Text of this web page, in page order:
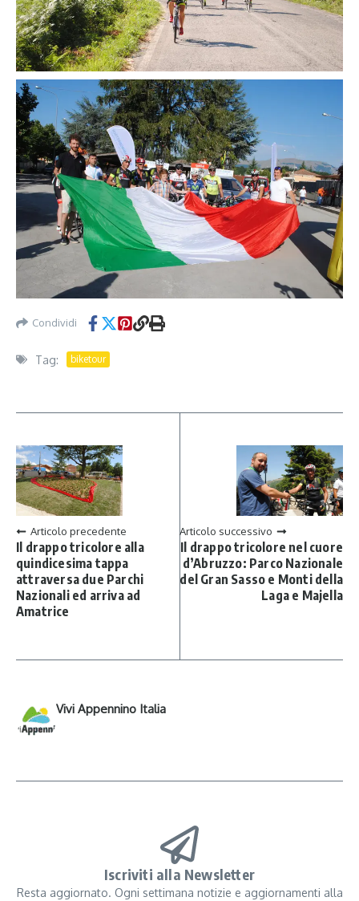
Condividi
Tag: biketour
Articolo precedente
Il drappo tricolore alla
quindicesima tappa
attraversa due Parchi
Nazionali ed arriva ad
Amatrice
Articolo successivo
Il drappo tricolore nel cuore
d’Abruzzo: Parco Nazionale
del Gran Sasso e Monti della
Laga e Majella
Vivi Appennino Italia
Iscriviti alla Newsletter
Resta aggiornato. Ogni settimana notizie e aggiornamenti alla